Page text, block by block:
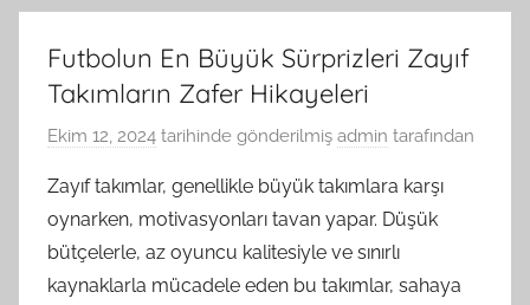
Futbolun En Büyük Sürprizleri Zayıf
Takımların Zafer Hikayeleri
Ekim 12, 2024 tarihinde gönderilmiş admin tarafından
Zayıf takımlar, genellikle büyük takımlara karşı
oynarken, motivasyonları tavan yapar. Düşük
bütçelerle, az oyuncu kalitesiyle ve sınırlı
kaynaklarla mücadele eden bu takımlar, sahaya